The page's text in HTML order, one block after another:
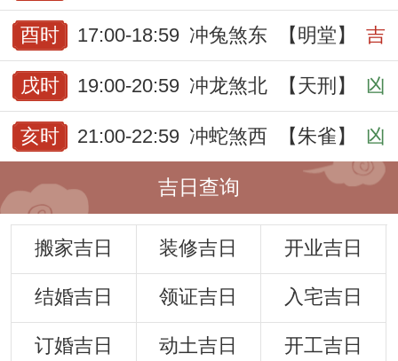
酉时 17:00-18:59 冲兔煞东 【明堂】 吉
戌时 19:00-20:59 冲龙煞北 【天刑】 凶
亥时 21:00-22:59 冲蛇煞西 【朱雀】 凶
吉日查询
搬家吉日 装修吉日 开业吉日
结婚吉日 领证吉日 入宅吉日
订婚吉日 动土吉日 开工吉日